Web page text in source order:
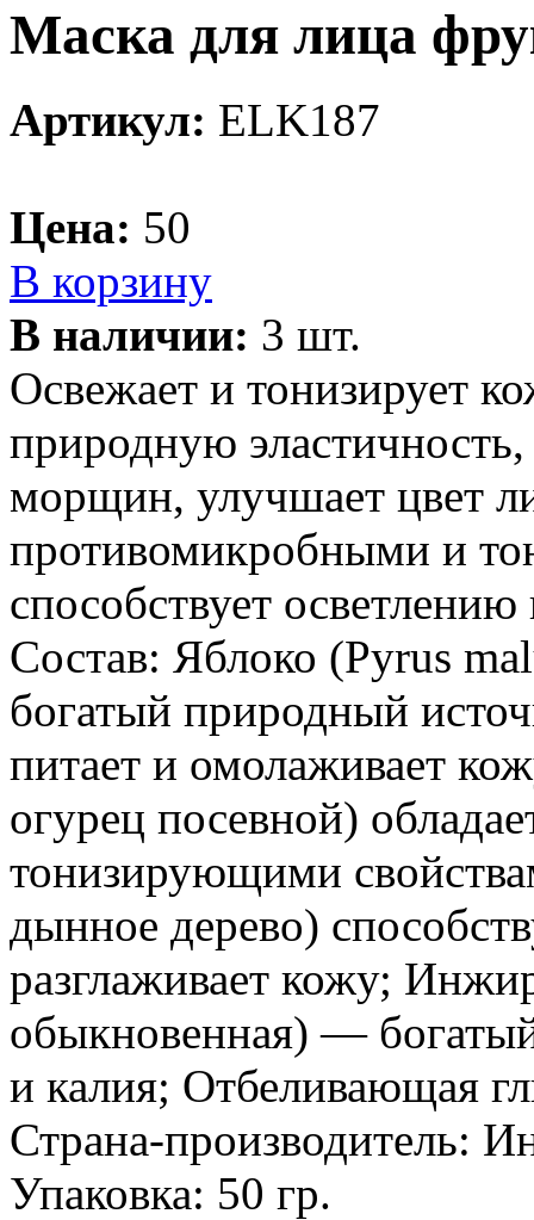
Маска для лица
Артикул: ELK187
Цена: 50
В корзину
В наличии: 3 шт.
Освежает и тонизирует
природную
морщин, улучшает цвет
противомикробными и
способствует
Состав: Яблоко (Pyrus
богатый природный
питает и омолаживает
огурец посевной)
тонизирующими
дынное дерево)
разглаживает кожу;
обыкновенная) —
и калия; Отбеливающая
Страна-производитель:
Упаковка: 50 гр.